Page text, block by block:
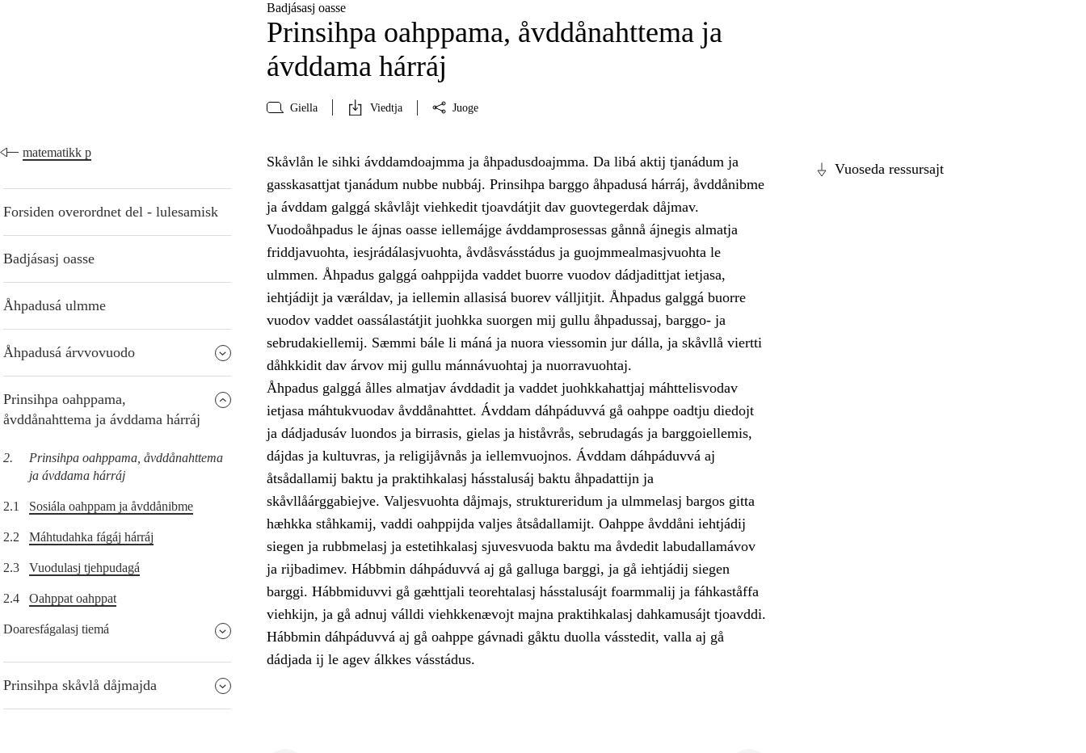
Badjásasj oasse
Prinsihpa oahppama, åvddånahttema ja
ávddama hárráj
Giella Viedtja Juoge
matematikk p
Forsiden overordnet del - lulesamisk
Badjásasj oasse
Åhpadusá ulmme
Åhpadusá árvvovuodo
Prinsihpa oahppama,
åvddånahttema ja ávddama hárráj
2.
Prinsihpa oahppama, åvddånahttema
ja ávddama hárráj
2.1 Sosiála oahppam ja åvddånibme
2.2 Máhtudahka fágáj hárráj
2.3 Vuodulasj tjehpudagá
2.4 Oahppat oahppat
Doaresfágalasj tiemá
Prinsihpa skåvlå dåjmajda
Vuoseda ressursajt
Skåvlån le sihki ávddamdoajmma ja åhpadusdoajmma. Da libá aktij tjanádum ja
gasskasattjat tjanádum nubbe nubbáj. Prinsihpa barggo åhpadusá hárráj, åvddånibme
ja ávddam galggá skåvlåjt viehkedit tjoavdátjit dav guovtegerdak dåjmav.
Vuodoåhpadus le ájnas oasse iellemájge ávddamprosessas gånnå ájnegis almatja
friddjavuohta, iesjrádálasjvuohta, åvdåsvásstádus ja guojmmealmasjvuohta le
ulmmen. Åhpadus galggá oahppijda vaddet buorre vuodov dádjadittjat ietjasa,
iehtjádijt ja væráldav, ja iellemin allasisá buorev válljitjit. Åhpadus galggá buorre
vuodov vaddet oassálastátjit juohkka suorgen mij gullu åhpadussaj, barggo- ja
sebrudakiellemij. Sæmmi bále li máná ja nuora viessomin jur dálla, ja skåvllå viertti
dåhkkidit dav árvov mij gullu mánnávuohtaj ja nuorravuohtaj.
Åhpadus galggá ålles almatjav ávddadit ja vaddet juohkkahattjaj máhttelisvodav
ietjasa máhtukvuodav åvddånahttet. Ávddam dáhpáduvvá gå oahppe oadtju diedojt
ja dádjadusáv luondos ja birrasis, gielas ja histåvrås, sebrudagás ja barggoiellemis,
dájdas ja kultuvras, ja religijåvnås ja iellemvuojnos. Ávddam dáhpáduvvá aj
åtsådallamij baktu ja praktihkalasj hásstalusáj baktu åhpadattijn ja
skåvllåárggabiejve. Valjesvuohta dåjmajs, struktureridum ja ulmmelasj bargos gitta
hæhkka ståhkamij, vaddi oahppijda valjes åtsådallamijt. Oahppe åvddåni iehtjádij
siegen ja rubbmelasj ja estetihkalasj sjuvesvuoda baktu ma åvdedit labudallamávov
ja rijbadimev. Hábbmin dáhpáduvvá aj gå galluga barggi, ja gå iehtjádij siegen
barggi. Hábbmiduvvi gå gæhttjali teorehtalasj hásstalusájt foarmmalij ja fáhkaståffa
viehkijn, ja gå adnuj válldi viehkkenævojt majna praktihkalasj dahkamusájt tjoavddi.
Hábbmin dáhpáduvvá aj gå oahppe gávnadi gåktu duolla vásstedit, valla aj gå
dádjada ij le agev álkkes vásstádus.